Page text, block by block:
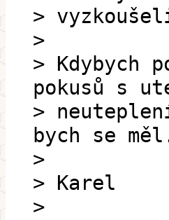
>
>
> Kdybych
pokusů s
>
bych se
>
> Karel
>